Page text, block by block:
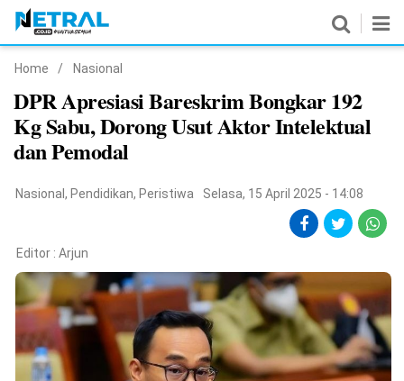
Nasional
Pemerintahan
Politik
Hukrim
Pendidikan
Peristiwa
Olahraga
Home / Nasional
DPR Apresiasi Bareskrim Bongkar 192
Kg Sabu, Dorong Usut Aktor Intelektual
dan Pemodal
Nasional , Pendidikan, Peristiwa Selasa, 15 April 2025 - 14:08
Editor : Arjun